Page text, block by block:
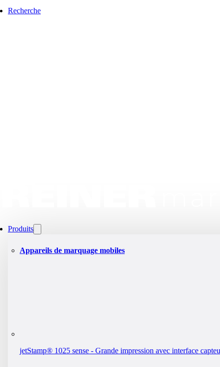
Recherche
Produits
Appareils de marquage mobiles
jetStamp® 1025 sense - Grande impression avec interface